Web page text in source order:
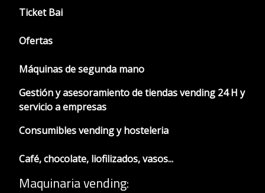
Ticket Bai
Ofertas
Máquinas de segunda mano
Gestión y asesoramiento de tiendas vending 24 H y
servicio a empresas
Consumibles vending y hosteleria
Café, chocolate, liofilizados, vasos...
Maquinaria vending: